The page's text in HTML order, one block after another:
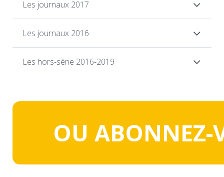
Les journaux 2017
Les journaux 2016
Les hors-série 2016-2019
OU ABONNEZ-